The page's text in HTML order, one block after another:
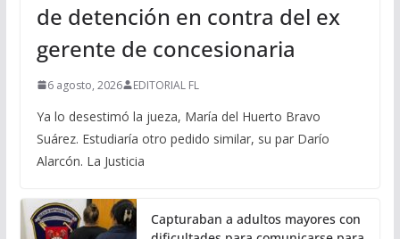
de detención en contra del ex
gerente de concesionaria
6 agosto, 2026 EDITORIAL FL
Ya lo desestimó la jueza, María del Huerto Bravo
Suárez. Estudiaría otro pedido similar, su par Darío
Alarcón. La Justicia
Capturaban a adultos mayores con